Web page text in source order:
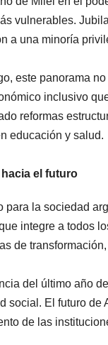
vulnerables.
a una minoría
este panorama
inclusivo
reformas
educación y salud.
hacia el futuro
para la sociedad
integre a todos
de
del último año
social. El futuro de
de las